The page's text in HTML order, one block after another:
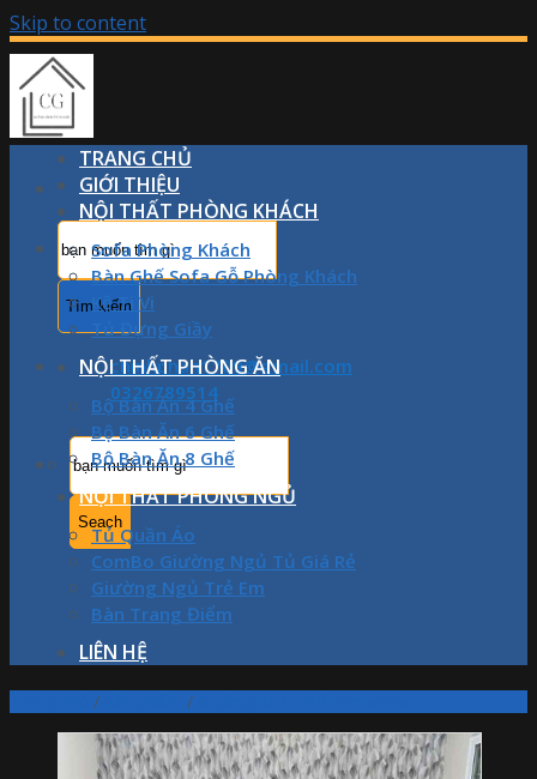
Skip to content
chinhphan1709@gmail.com
0326789514
TRANG CHỦ
GIỚI THIỆU
NỘI THẤT PHÒNG KHÁCH
Sofa Phòng Khách
Bàn Ghế Sofa Gỗ Phòng Khách
Kệ Ti Vi
Tủ Đựng Giầy
NỘI THẤT PHÒNG ĂN
Bộ Bàn Ăn 4 Ghế
Bộ Bàn Ăn 6 Ghế
Bộ Bàn Ăn 8 Ghế
NỘI THẤT PHÒNG NGỦ
Tủ Quần Áo
ComBo Giường Ngủ Tủ Giá Rẻ
Giường Ngủ Trẻ Em
Bàn Trang Điểm
LIÊN HỆ
/ /